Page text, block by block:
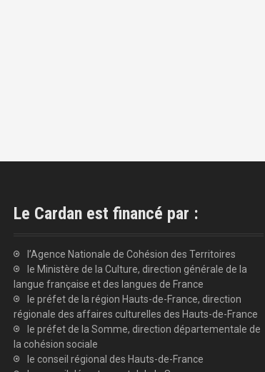
Le Cardan est financé par :
l’Agence Nationale de Cohésion des Territoires
le Ministère de la Culture, direction générale de la
langue française et des langues de France
le préfet de la région Hauts-de-France, direction
régionale des affaires culturelles des Hauts-de-France
le préfet de la Somme, direction départementale de
la cohésion sociale
le conseil régional des Hauts-de-France